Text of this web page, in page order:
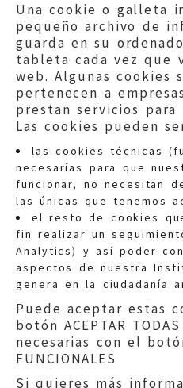
Una cookie o galleta
pequeño archivo de
guarda en su
tableta cada vez que
web. Algunas cookies
pertenecen a
prestan servicios para
Las cookies pueden
las cookies técnicas
necesarias para que
funcionar, no necesitan
las únicas que tenemos
el resto de cookies
fin realizar un
Analytics) y así poder
aspectos de nuestra
genera en la ciudadanía
Puede aceptar estas
botón ACEPTAR
necesarias con el
FUNCIONALES
Si quieres más
Quejas:
Teléfonos:900